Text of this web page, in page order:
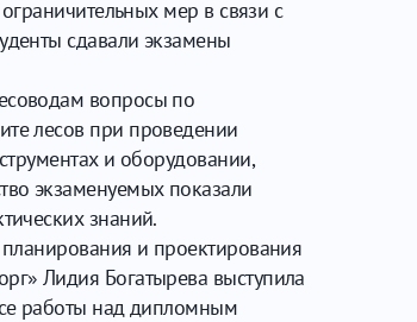
мер в связи с
сдавали экзамены
вопросы по
лесов при проведении
и оборудовании,
экзаменуемых показали
знаний.
и проектирования
Лидия Богатырева выступила
работы над дипломным